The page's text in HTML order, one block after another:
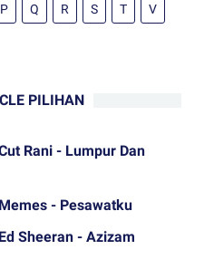
P Q R S T V
PILIHAN
Rani - Lumpur Dan
- Pesawatku
Sheeran - Azizam